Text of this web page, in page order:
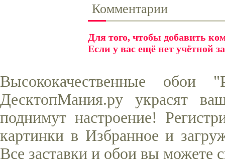
Комментарии
Для того, чтобы добавить
Если у вас ещё нет учётной
Высококачественные обои
ДесктопМания.ру украсят
поднимут настроение!
картинки в Избранное и
Все заставки и обои вы можете